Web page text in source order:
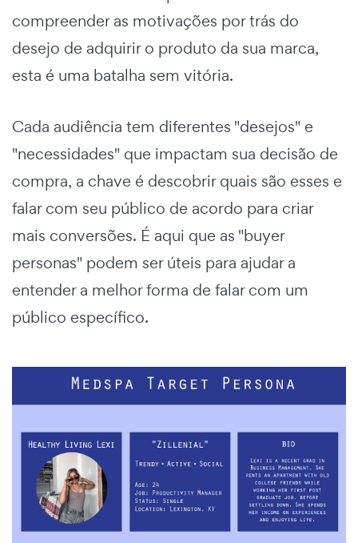
compreender as motivações por trás do
desejo de adquirir o produto da sua marca,
esta é uma batalha sem vitória.
Cada audiência tem diferentes "desejos" e
"necessidades" que impactam sua decisão de
compra, a chave é descobrir quais são esses e
falar com seu público de acordo para criar
mais conversões. É aqui que as "buyer
personas" podem ser úteis para ajudar a
entender a melhor forma de falar com um
público específico.